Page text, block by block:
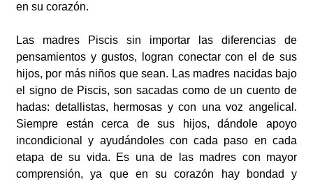
en su corazón.
Las madres Piscis sin importar las diferencias de
pensamientos y gustos, logran conectar con el de sus
hijos, por más niños que sean. Las madres nacidas bajo
el signo de Piscis, son sacadas como de un cuento de
hadas: detallistas, hermosas y con una voz angelical.
Siempre están cerca de sus hijos, dándole apoyo
incondicional y ayudándoles con cada paso en cada
etapa de su vida. Es una de las madres con mayor
comprensión, ya que en su corazón hay bondad y